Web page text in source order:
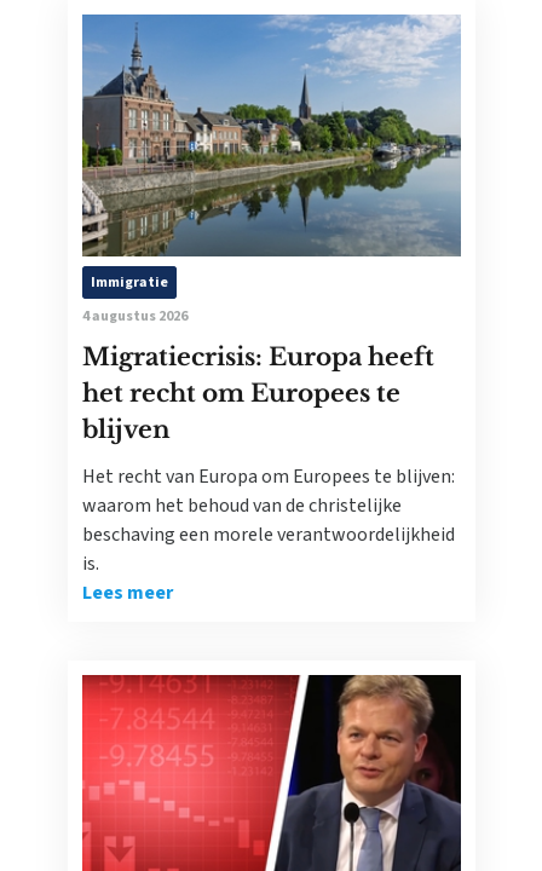
Immigratie
4 augustus 2026
Migratiecrisis: Europa heeft
het recht om Europees te
blijven
Het recht van Europa om Europees te blijven:
waarom het behoud van de christelijke
beschaving een morele verantwoordelijkheid
is.
Lees meer